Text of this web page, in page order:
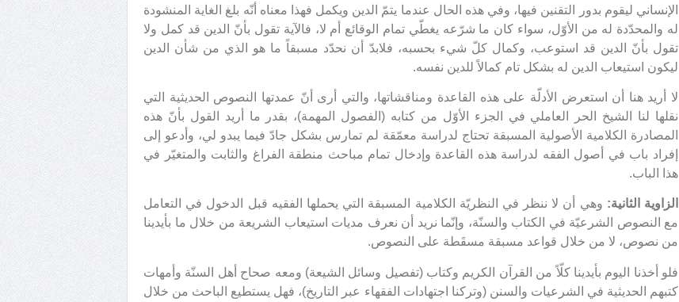
الإنساني ليقوم بدور التقنين فيها، وفي هذه الحال عندما يتمّ الدين ويكمل فهذا معناه أنّه بلغ الغاية المنشودة
له والمحدّدة له من الأوّل، سواء كان ما شرّعه يغطّي تمام الوقائع أم لا، فالآية تقول بأنّ الدين قد كمل ولا
تقول بأنّ الدين قد استوعب، وكمال كلّ شيء بحسبه، فلابدّ أن نحدّد مسبقاً ما هو الذي من شأن الدين
ليكون استيعاب الدين له بشكل تام كمالاً للدين نفسه.
لا أريد هنا أن استعرض الأدلّة على هذه القاعدة ومناقشاتها، والتي أرى أنّ عمدتها النصوص الحديثية التي
نقلها لنا الشيخ الحر العاملي في الجزء الأوّل من كتابه (الفصول المهمة)، بقدر ما أريد القول بأنّ هذه
المصادرة الكلامية الأصولية المسبقة تحتاج لدراسة معمّقة لم تمارس بشكل جادّ فيما يبدو لي، وأدعو إلى
إفراد باب في أصول الفقه لدراسة هذه القاعدة وإدخال تمام مباحث منطقة الفراغ والثابت والمتغيّر في
هذا الباب.
الزاوية الثانية: وهي أن لا ننظر في النظريّة الكلامية المسبقة التي يحملها الفقيه قبل الدخول في التعامل
مع النصوص الشرعيّة في الكتاب والسنّة، وإنّما نريد أن نعرف مديات استيعاب الشريعة من خلال ما بأيدينا
من نصوص، لا من خلال قواعد مسبقة مسقَطة على النصوص.
فلو أخذنا اليوم بأيدينا كلّاً من القرآن الكريم وكتاب (تفصيل وسائل الشيعة) ومعه صحاح أهل السنّة وأمهات
كتبهم الحديثية في الشرعيات والسنن (وتركنا اجتهادات الفقهاء عبر التاريخ)، فهل يستطيع الباحث من خلال